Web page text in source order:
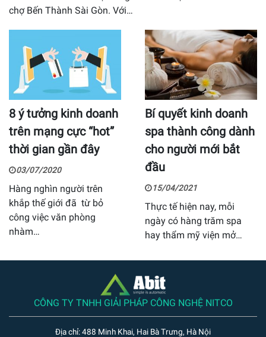
chợ Bến Thành Sài Gòn. Với…
8 ý tưởng kinh doanh
trên mạng cực “hot”
thời gian gần đây
03/07/2020
Hàng nghìn người trên
khắp thế giới đã từ bỏ
công việc văn phòng
nhàm…
Bí quyết kinh doanh
spa thành công dành
cho người mới bắt
đầu
15/04/2021
Thực tế hiện nay, mỗi
ngày có hàng trăm spa
hay thẩm mỹ viện mở…
CÔNG TY TNHH GIẢI PHÁP CÔNG NGHỆ NITCO
Địa chỉ: 488 Minh Khai, Hai Bà Trưng, Hà Nội